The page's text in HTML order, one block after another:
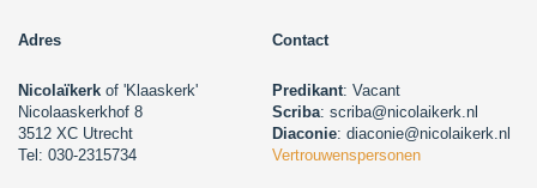
Adres Contact
Nicolaïkerk of 'Klaaskerk'
Nicolaaskerkhof 8
3512 XC Utrecht
Tel: 030-2315734
Predikant: Vacant
Scriba: scriba@nicolaikerk.nl
Diaconie: diaconie@nicolaikerk.nl
Vertrouwenspersonen